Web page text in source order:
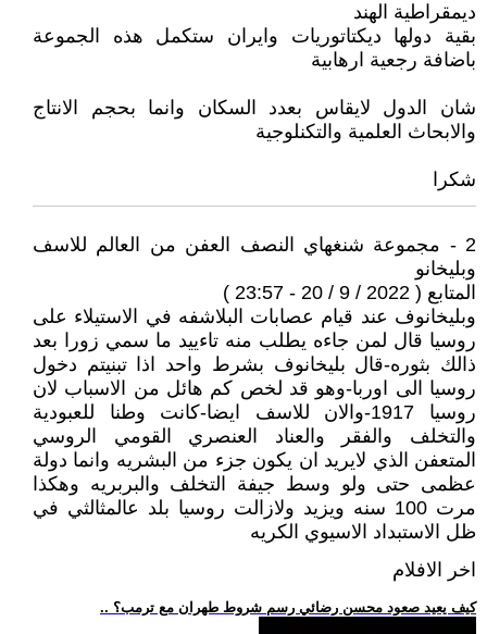
ديمقراطية الهند
بقية دولها ديكتاتوريات وايران ستكمل هذه الجموعة
باضافة رجعية ارهابية
شان الدول لايقاس بعدد السكان وانما بحجم الانتاج
والابحاث العلمية والتكنلوجية
شكرا
2 - مجموعة شنغهاي النصف العفن من العالم للاسف
وبليخانو
المتابع ( 2022 / 9 / 20 - 23:57 )
وبليخانوف عند قيام عصابات البلاشفه في الاستيلاء على
روسيا قال لمن جاءه يطلب منه تاءييد ما سمي زورا بعد
ذالك بثوره-قال بليخانوف بشرط واحد اذا تبنيتم دخول
روسيا الى اوربا-وهو قد لخص كم هائل من الاسباب لان
روسيا 1917-والان للاسف ايضا-كانت وطنا للعبودية
والتخلف والفقر والعناد العنصري القومي الروسي
المتعفن الذي لايريد ان يكون جزء من البشريه وانما دولة
عظمى حتى ولو وسط جيفة التخلف والبربريه وهكذا
مرت 100 سنه ويزيد ولازالت روسيا بلد عالمثالثي في
ظل الاستبداد الاسيوي الكريه
اخر الافلام
.. كيف يعيد صعود محسن رضائي رسم شروط طهران مع ترمب؟